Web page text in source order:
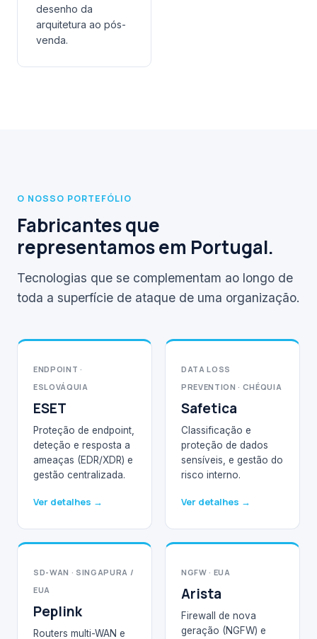
desenho da
arquitetura ao pós-
venda.
O NOSSO PORTEFÓLIO
Fabricantes que
representamos em Portugal.
Tecnologias que se complementam ao longo de
toda a superfície de ataque de uma organização.
ENDPOINT ·
ESLOVÁQUIA
ESET
Proteção de endpoint,
deteção e resposta a
ameaças (EDR/XDR) e
gestão centralizada.
Ver detalhes →
DATA LOSS
PREVENTION · CHÉQUIA
Safetica
Classificação e
proteção de dados
sensíveis, e gestão do
risco interno.
Ver detalhes →
SD-WAN · SINGAPURA /
EUA
Peplink
Routers multi-WAN e
NGFW · EUA
Arista
Firewall de nova
geração (NGFW) e